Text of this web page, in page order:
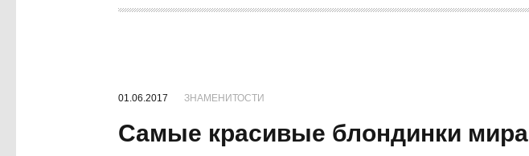
01.06.2017 ЗНАМЕНИТОСТИ
Самые красивые блондинки мира